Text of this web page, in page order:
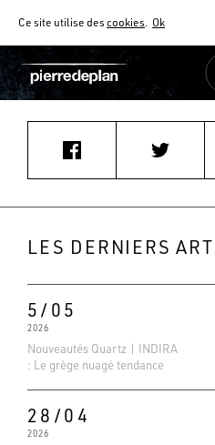
Ce site utilise descookies. Ok
AIDE AU CHOIX
Accueil Actualités g.malaise@focus-
LES DERNIERS
5/05
2026
Nouveautés Quartz | INDIRA
: Le grège nuagé tendance
28/04
2026